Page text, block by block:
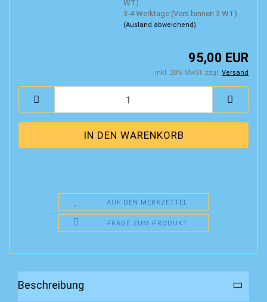
3-4 Werktage (Vers.binnen 3 WT)
(Ausland abweichend)
95,00 EUR
inkl. 20% MwSt. zzgl. Versand
AUF DEN MERKZETTEL
FRAGE ZUM PRODUKT
Beschreibung